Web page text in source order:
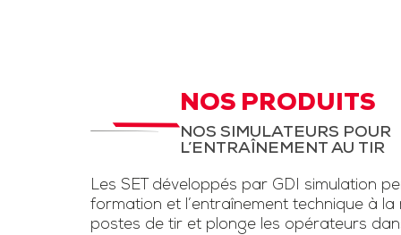
à la menace drone et
la lutte anti-drone.
Inclut un kit pour drone
brouilleur une voie
une simulation
l’usage de
voie »
NOS PRODUITS
NOS SIMULATEURS POUR
L’ENTRAÎNEMENT AU TIR
Les SET développés par GDI simulation
formation et l’entraînement technique à la
postes de tir et plonge les opérateurs